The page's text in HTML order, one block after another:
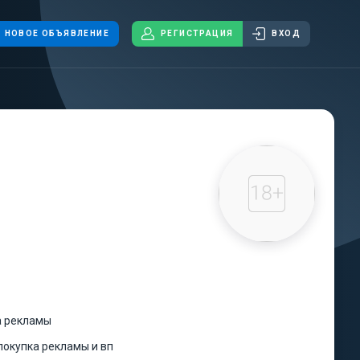
НОВОЕ ОБЪЯВЛЕНИЕ РЕГИСТРАЦИЯ ВХОД
рекламы
рекламы и вп